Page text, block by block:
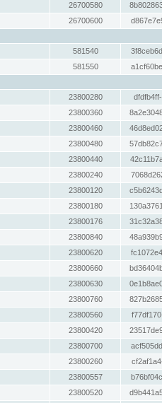
26700580
26700600
581540
581550
23800280
23800360
23800460
23800480
23800440
23800240
23800120
23800180
23800176
23800840
23800620
23800660
23800630
23800760
23800560
23800420
23800700
23800260
23800557
23800520